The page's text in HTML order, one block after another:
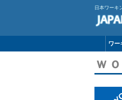
日本ワーキ
ワー
ｗ